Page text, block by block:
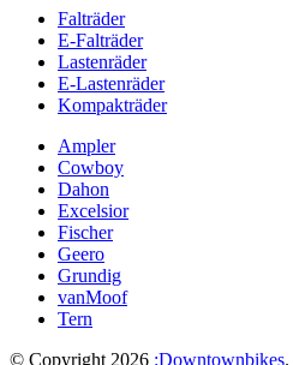
Falträder
E-Falträder
Lastenräder
E-Lastenräder
Kompakträder
Ampler
Cowboy
Dahon
Excelsior
Fischer
Geero
Grundig
vanMoof
Tern
© Copyright 2026 :Downtownbikes.